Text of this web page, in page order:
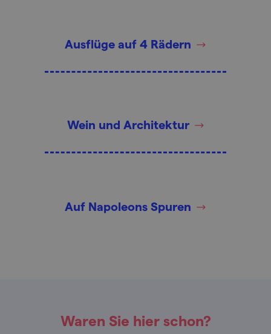
Ausflüge auf 4 Rädern
Wein und Architektur
Auf Napoleons Spuren
Waren Sie hier schon?